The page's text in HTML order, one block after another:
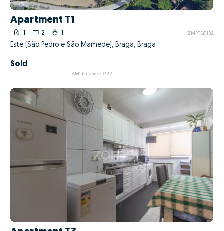
Apartment T1
1 2 1 ZMPT561102
Este (São Pedro e São Mamede), Braga, Braga
Sold
AMI License 17432